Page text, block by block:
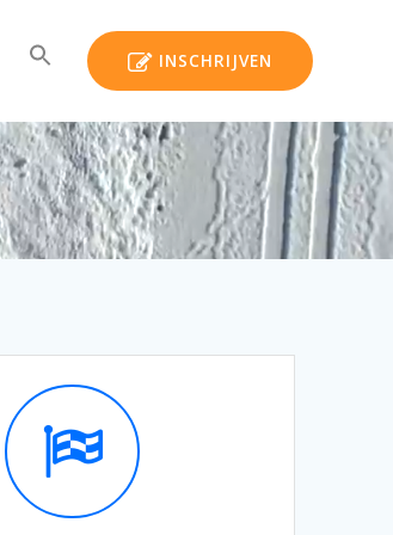
INSCHRIJVEN